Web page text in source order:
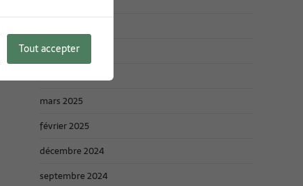
novembre 2025
mars 2025
février 2025
décembre 2024
septembre 2024
Tout accepter